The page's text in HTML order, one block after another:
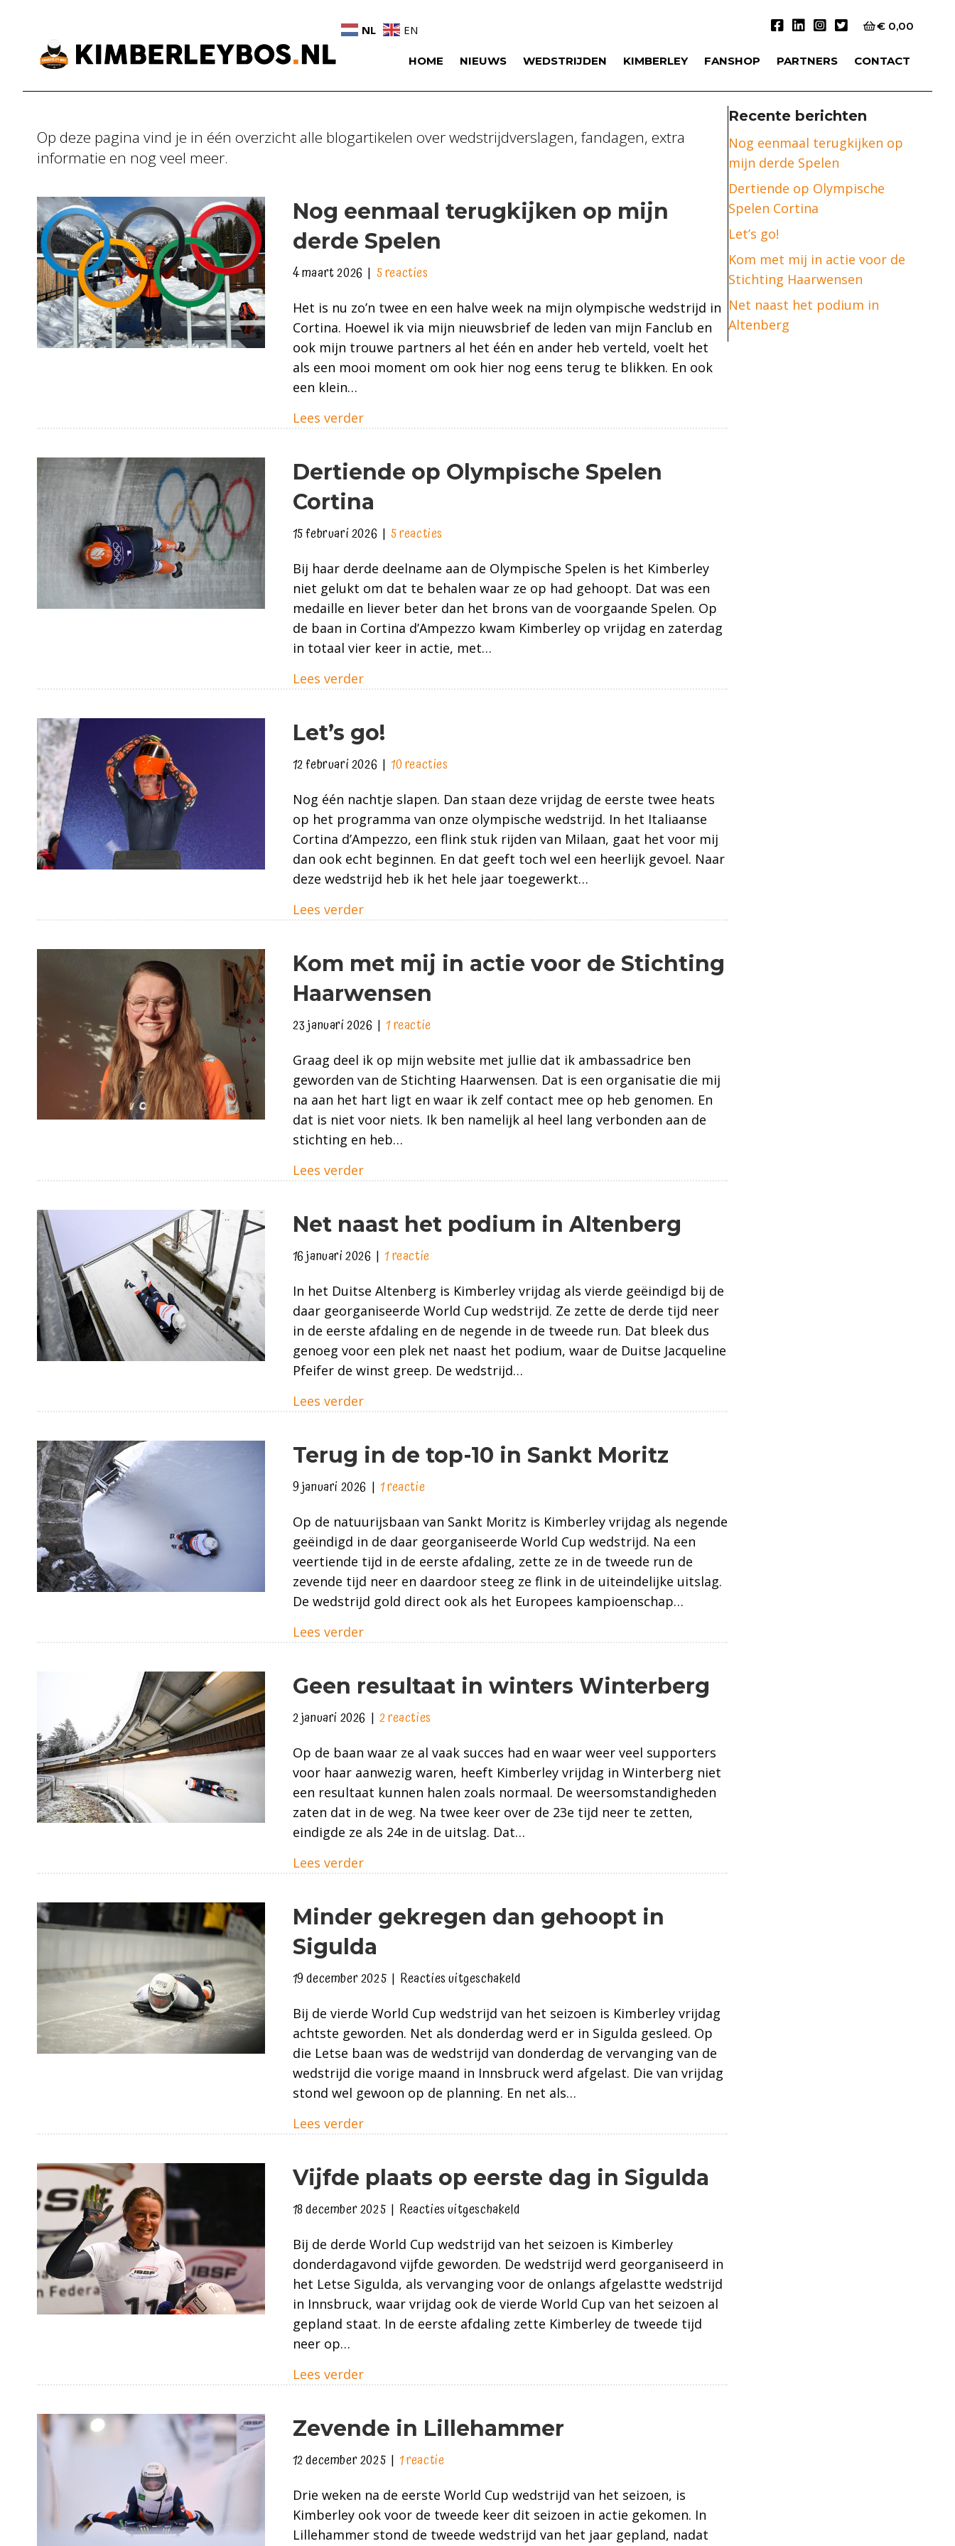
NL EN € 0,00
HOME NIEUWS WEDSTRIJDEN KIMBERLEY FANSHOP PARTNERS CONTACT
Op deze pagina vind je in één overzicht alle blogartikelen over wedstrijdverslagen, fandagen, extra
informatie en nog veel meer.
Nog eenmaal terugkijken op mijn
derde Spelen
4 maart 2026 | 5 reacties
Het is nu zo’n twee en een halve week na mijn olympische wedstrijd in
Cortina. Hoewel ik via mijn nieuwsbrief de leden van mijn Fanclub en
ook mijn trouwe partners al het één en ander heb verteld, voelt het
als een mooi moment om ook hier nog eens terug te blikken. En ook
een klein…
Lees verderabout Nog eenmaal terugkijken op mijn derde Spelen
Dertiende op Olympische Spelen
Cortina
15 februari 2026 | 5 reacties
Bij haar derde deelname aan de Olympische Spelen is het Kimberley
niet gelukt om dat te behalen waar ze op had gehoopt. Dat was een
medaille en liever beter dan het brons van de voorgaande Spelen. Op
de baan in Cortina d’Ampezzo kwam Kimberley op vrijdag en zaterdag
in totaal vier keer in actie, met…
Lees verderabout Dertiende op Olympische Spelen Cortina
Let’s go!
12 februari 2026 | 10 reacties
Nog één nachtje slapen. Dan staan deze vrijdag de eerste twee heats
op het programma van onze olympische wedstrijd. In het Italiaanse
Cortina d’Ampezzo, een flink stuk rijden van Milaan, gaat het voor mij
dan ook echt beginnen. En dat geeft toch wel een heerlijk gevoel. Naar
deze wedstrijd heb ik het hele jaar toegewerkt…
Lees verderabout Let’s go!
Kom met mij in actie voor de Stichting
Haarwensen
23 januari 2026 | 1 reactie
Graag deel ik op mijn website met jullie dat ik ambassadrice ben
geworden van de Stichting Haarwensen. Dat is een organisatie die mij
na aan het hart ligt en waar ik zelf contact mee op heb genomen. En
dat is niet voor niets. Ik ben namelijk al heel lang verbonden aan de
stichting en heb…
Lees verderabout Kom met mij in actie voor de Stichting Haarwensen
Net naast het podium in Altenberg
16 januari 2026 | 1 reactie
In het Duitse Altenberg is Kimberley vrijdag als vierde geëindigd bij de
daar georganiseerde World Cup wedstrijd. Ze zette de derde tijd neer
in de eerste afdaling en de negende in de tweede run. Dat bleek dus
genoeg voor een plek net naast het podium, waar de Duitse Jacqueline
Pfeifer de winst greep. De wedstrijd…
Lees verderabout Net naast het podium in Altenberg
Terug in de top-10 in Sankt Moritz
9 januari 2026 | 1 reactie
Op de natuurijsbaan van Sankt Moritz is Kimberley vrijdag als negende
geëindigd in de daar georganiseerde World Cup wedstrijd. Na een
veertiende tijd in de eerste afdaling, zette ze in de tweede run de
zevende tijd neer en daardoor steeg ze flink in de uiteindelijke uitslag.
De wedstrijd gold direct ook als het Europees kampioenschap…
Lees verderabout Terug in de top-10 in Sankt Moritz
Geen resultaat in winters Winterberg
2 januari 2026 | 2 reacties
Op de baan waar ze al vaak succes had en waar weer veel supporters
voor haar aanwezig waren, heeft Kimberley vrijdag in Winterberg niet
een resultaat kunnen halen zoals normaal. De weersomstandigheden
zaten dat in de weg. Na twee keer over de 23e tijd neer te zetten,
eindigde ze als 24e in de uitslag. Dat…
Lees verderabout Geen resultaat in winters Winterberg
Minder gekregen dan gehoopt in
Sigulda
19 december 2025 | Reacties uitgeschakeldvoor
gekregen
dan
gehoopt
in
Sigulda
Bij de vierde World Cup wedstrijd van het seizoen is Kimberley vrijdag
achtste geworden. Net als donderdag werd er in Sigulda gesleed. Op
die Letse baan was de wedstrijd van donderdag de vervanging van de
wedstrijd die vorige maand in Innsbruck werd afgelast. Die van vrijdag
stond wel gewoon op de planning. En net als…
Lees verderabout Minder gekregen dan gehoopt in Sigulda
Vijfde plaats op eerste dag in Sigulda
18 december 2025 | Reacties uitgeschakeldvoor
plaats
op
eerste
dag
in
Bij de derde World Cup wedstrijd van het seizoen is Kimberley
donderdagavond vijfde geworden. De wedstrijd werd georganiseerd in
het Letse Sigulda, als vervanging voor de onlangs afgelastte wedstrijd
in Innsbruck, waar vrijdag ook de vierde World Cup van het seizoen al
gepland staat. In de eerste afdaling zette Kimberley de tweede tijd
neer op…
Lees verderabout Vijfde plaats op eerste dag in Sigulda
Zevende in Lillehammer
12 december 2025 | 1 reactie
Drie weken na de eerste World Cup wedstrijd van het seizoen, is
Kimberley ook voor de tweede keer dit seizoen in actie gekomen. In
Lillehammer stond de tweede wedstrijd van het jaar gepland, nadat
Recente berichten
Nog eenmaal terugkijken op
mijn derde Spelen
Dertiende op Olympische
Spelen Cortina
Let’s go!
Kom met mij in actie voor de
Stichting Haarwensen
Net naast het podium in
Altenberg